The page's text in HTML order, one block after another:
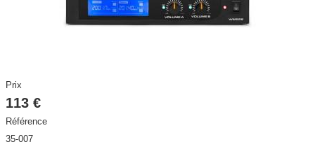
STRUCTURES et ACCESSOIRES ▼
ACTIVITE
Prix
113 €
Référence
35-007